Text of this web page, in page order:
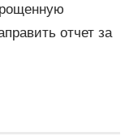
отчет за